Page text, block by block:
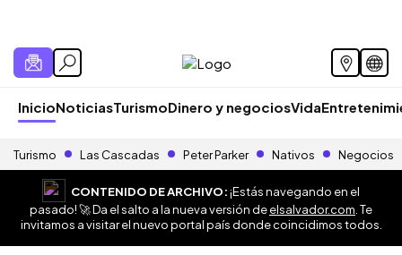
InicioNoticiasTurismoDinero y negociosVida
Turismo Las Cascadas Peter Parker Nativos Negocios
CONTENIDO DE ARCHIVO:¡Estás navegando en el
pasado! 🚀 Da el salto a la nueva versión deelsalvador.com . Te
invitamos a visitar el nuevo portal país donde coincidimos todos.